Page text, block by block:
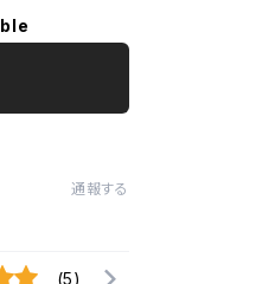
通報する
(5)